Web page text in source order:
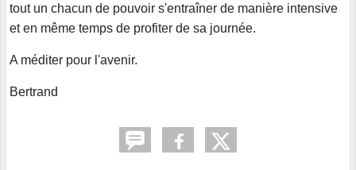
tout un chacun de pouvoir s'entraîner de manière intensive
et en même temps de profiter de sa journée.
A méditer pour l'avenir.
Bertrand